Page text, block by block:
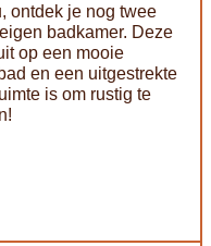
ontdek je nog twee
badkamer. Deze
op een mooie
en een uitgestrekte
is om rustig te